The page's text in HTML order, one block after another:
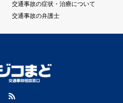
交通事故の症状・治療について
交通事故の弁護士